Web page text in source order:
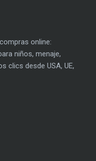
online:
niños, menaje,
clics desde USA, UE,